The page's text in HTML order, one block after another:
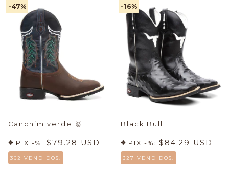
-47%
Canchim verde 🥇
PIX -%: $79.28 USD
362 VENDIDOS.
-16%
Black Bull
PIX -%: $84.29 USD
327 VENDIDOS.